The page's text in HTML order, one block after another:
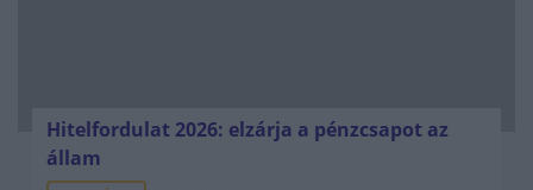
Hitelfordulat 2026: elzárja a pénzcsapot az
állam